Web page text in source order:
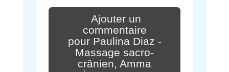
Ajouter un
commentaire
pour Paulina Diaz -
Massage sacro-
crânien, Amma